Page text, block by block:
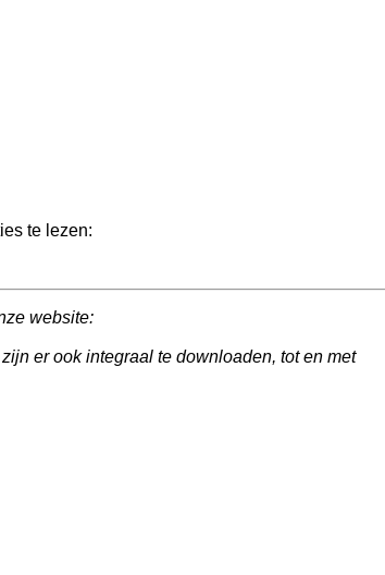
te lezen:
website:
er ook integraal te downloaden, tot en met